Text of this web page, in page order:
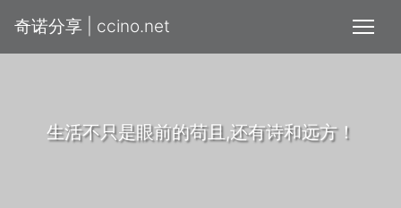
奇诺分享 | ccino.net
生活不只是眼前的苟且,还有诗和远方！